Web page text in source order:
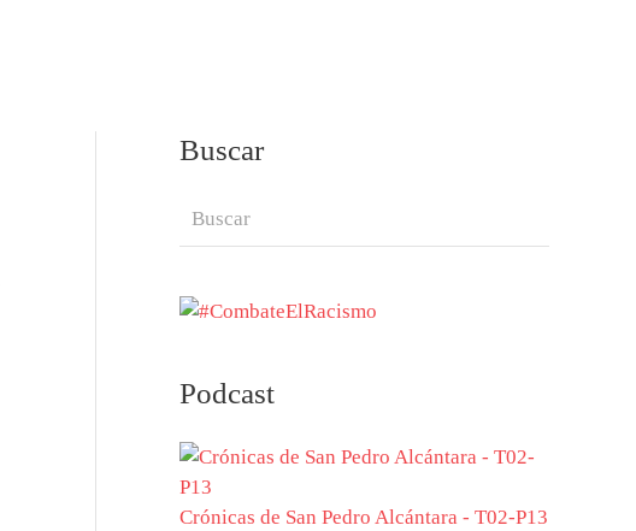
Buscar
Podcast
Crónicas de San Pedro Alcántara - T02-P13